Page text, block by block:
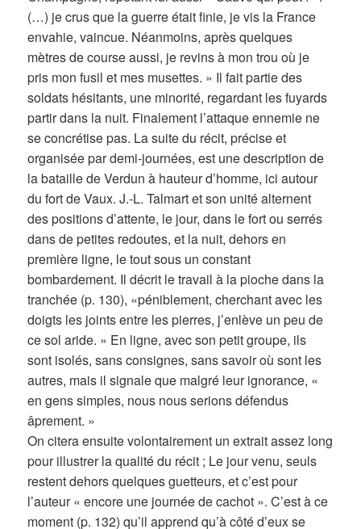
(…) je crus que la guerre était finie, je vis la France
envahie, vaincue. Néanmoins, après quelques
mètres de course aussi, je revins à mon trou où je
pris mon fusil et mes musettes. » Il fait partie des
soldats hésitants, une minorité, regardant les fuyards
partir dans la nuit. Finalement l’attaque ennemie ne
se concrétise pas. La suite du récit, précise et
organisée par demi-journées, est une description de
la bataille de Verdun à hauteur d’homme, ici autour
du fort de Vaux. J.-L. Talmart et son unité alternent
des positions d’attente, le jour, dans le fort ou serrés
dans de petites redoutes, et la nuit, dehors en
première ligne, le tout sous un constant
bombardement. Il décrit le travail à la pioche dans la
tranchée (p. 130), «péniblement, cherchant avec les
doigts les joints entre les pierres, j’enlève un peu de
ce sol aride. » En ligne, avec son petit groupe, ils
sont isolés, sans consignes, sans savoir où sont les
autres, mais il signale que malgré leur ignorance, «
en gens simples, nous nous serions défendus
âprement. »
On citera ensuite volontairement un extrait assez long
pour illustrer la qualité du récit ; Le jour venu, seuls
restent dehors quelques guetteurs, et c’est pour
l’auteur « encore une journée de cachot ». C’est à ce
moment (p. 132) qu’il apprend qu’à côté d’eux se